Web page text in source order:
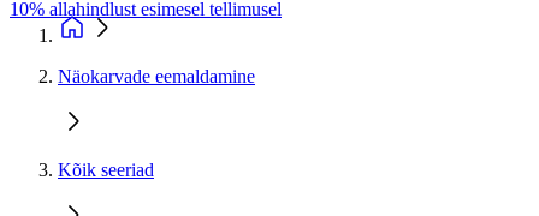
10% allahindlust esimesel tellimusel
Näokarvade eemaldamine
Kõik seeriad